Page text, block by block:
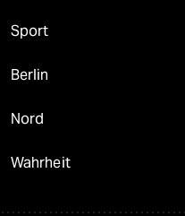
Sport
Berlin
Nord
Wahrheit